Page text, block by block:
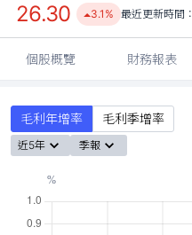
26.30 3.1% 最近更新時間：
個股概覽 財務報表
毛利年增率 毛利季增率
近5年 季報